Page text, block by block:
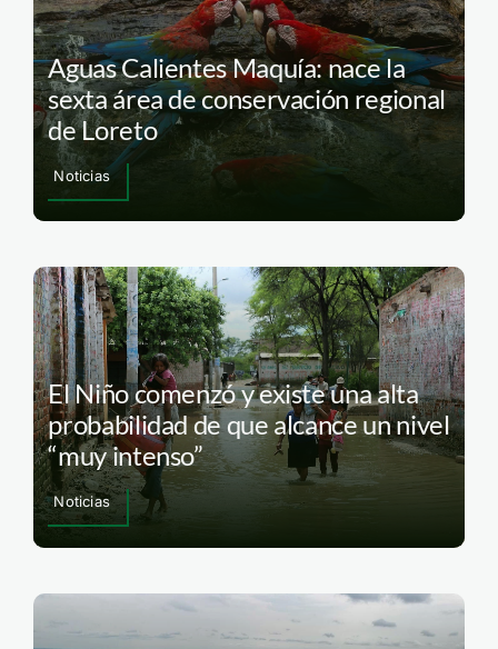
Aguas Calientes Maquía: nace la
sexta área de conservación regional
de Loreto
Noticias
El Niño comenzó y existe una alta
probabilidad de que alcance un nivel
“muy intenso”
Noticias